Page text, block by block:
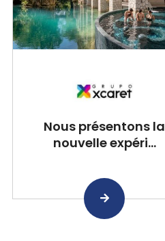
Nous présentons la
nouvelle expéri...